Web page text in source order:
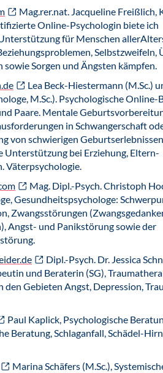
Mag.rer.nat. Jacqueline Freißlich,
Online-Psychologin biete ich
für Menschen
Selbstzweifeln,
sowie Sorgen und Ängsten kämpfen.
Lea Beck-Hiestermann (M.Sc.)
M.Sc.). Psychologische
Paare. Mentale
in Schwangerschaft
von schwierigen
Unterstützung bei Erziehung, Eltern-
Väterpsychologie.
Mag. Dipl.-Psych. Christoph
Gesundheitspsychologe:
Zwangsstörungen
Angst- und Panikstörung sowie der
Dipl.-Psych. Dr. Jessica
und Beraterin (SG),
den Gebieten Angst, Depression,
Paul Kaplick, Psychologische
Beratung, Schlaganfall, Schädel-
Marina Schäfers (M.Sc.),